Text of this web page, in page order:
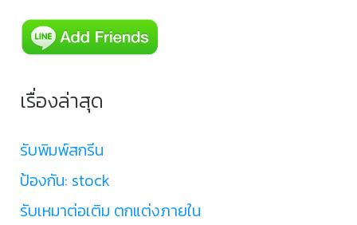
เรื่องล่าสุด
รับพิมพ์สกรีน
ป้องกัน: stock
รับเหมาต่อเติม ตกแต่งภายใน